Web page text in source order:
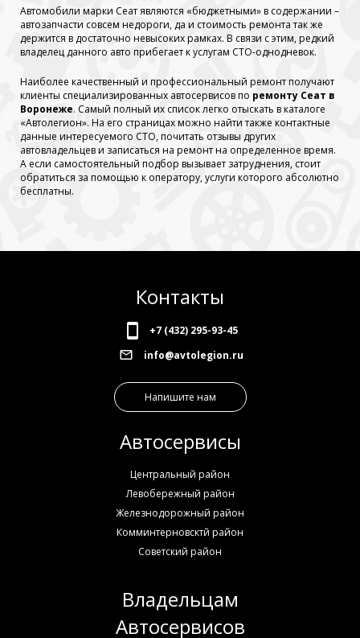
Автомобили марки Сеат являются «бюджетными» в содержании –
автозапчасти совсем недороги, да и стоимость ремонта так же
держится в достаточно невысоких рамках. В связи с этим, редкий
владелец данного авто прибегает к услугам СТО-однодневок.
Наиболее качественный и профессиональный ремонт получают
клиенты специализированных автосервисов по ремонту Сеат в
Воронеже. Самый полный их список легко отыскать в каталоге
«Автолегион». На его страницах можно найти также контактные
данные интересуемого СТО, почитать отзывы других
автовладельцев и записаться на ремонт на определенное время.
А если самостоятельный подбор вызывает затруднения, стоит
обратиться за помощью к оператору, услуги которого абсолютно
бесплатны.
Контакты
+7 (432) 295-93-45
info@avtolegion.ru
Напишите нам
Автосервисы
Центральный район
Левобережный район
Железнодорожный район
Комминтерновсктй район
Советский район
Владельцам
Автосервисов